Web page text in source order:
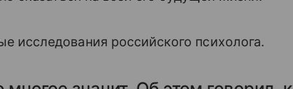
исследования российского психолога.